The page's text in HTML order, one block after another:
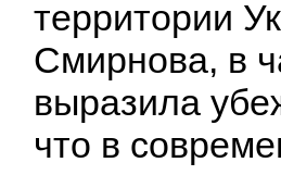
территории
Смирнова, в
выразила
что в